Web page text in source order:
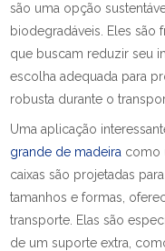
são uma opção
biodegradáveis. Eles são
que buscam reduzir seu
escolha adequada para
robusta durante o
Uma aplicação
grande de madeira como
caixas são projetadas
tamanhos e formas,
transporte. Elas são
de um suporte extra,